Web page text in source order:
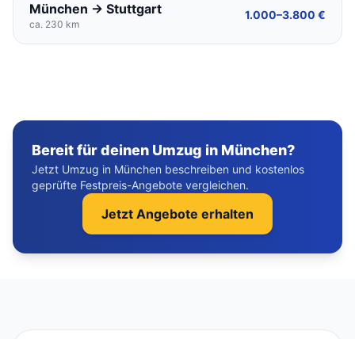
München → Stuttgart
ca. 230 km
1.000–3.800 €
Bereit für deinen Umzug in München?
Jetzt Umzug in München beschreiben und kostenlos
geprüfte Festpreis-Angebote vergleichen.
Jetzt Angebote erhalten